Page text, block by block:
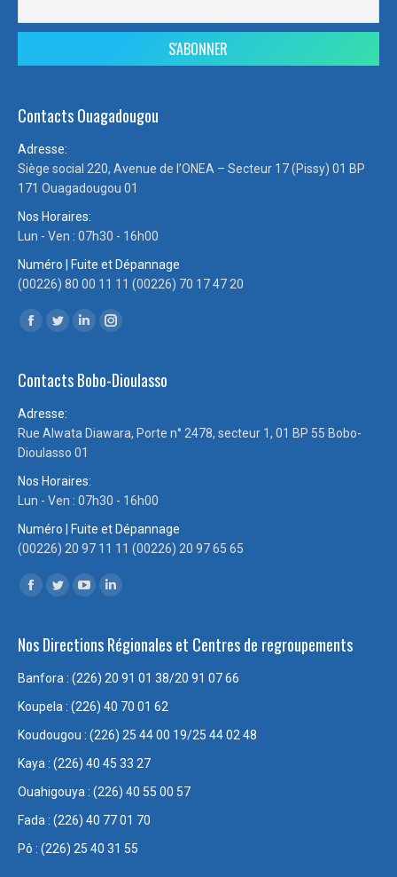
Contacts Ouagadougou
Adresse:
Siège social 220, Avenue de l’ONEA – Secteur 17 (Pissy) 01 BP
171 Ouagadougou 01
Nos Horaires:
Lun - Ven : 07h30 - 16h00
Numéro | Fuite et Dépannage
(00226) 80 00 11 11 (00226) 70 17 47 20
Trouvez nous sur :
Facebook
opens
window
Twitter
opens
window
LinkedIn
opens
window
Instagram
opens
Contacts Bobo-Dioulasso
Adresse:
Rue Alwata Diawara, Porte n° 2478, secteur 1, 01 BP 55 Bobo-
Dioulasso 01
Nos Horaires:
Lun - Ven : 07h30 - 16h00
Numéro | Fuite et Dépannage
(00226) 20 97 11 11 (00226) 20 97 65 65
Trouvez nous sur :
Facebook
opens
window
Twitter
opens
new
window
YouTube
opens
new
window
LinkedIn
opens
window
Nos Directions Régionales et Centres de regroupements
Banfora : (226) 20 91 01 38/20 91 07 66
Koupela : (226) 40 70 01 62
Koudougou : (226) 25 44 00 19/25 44 02 48
Kaya : (226) 40 45 33 27
Ouahigouya : (226) 40 55 00 57
Fada : (226) 40 77 01 70
Pô : (226) 25 40 31 55